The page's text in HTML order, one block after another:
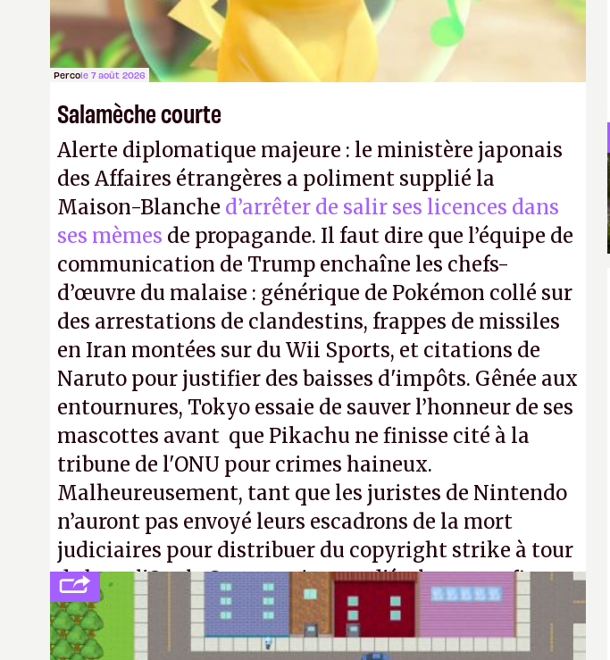
Percole 7 août 2026
Salamèche courte
Alerte diplomatique majeure : le ministère japonais
des Affaires étrangères a poliment supplié la
Maison-Blanche d’arrêter de salir ses licences dans
ses mèmes de propagande. Il faut dire que l’équipe de
communication de Trump enchaîne les chefs-
d’œuvre du malaise : générique de Pokémon collé sur
des arrestations de clandestins, frappes de missiles
en Iran montées sur du Wii Sports, et citations de
Naruto pour justifier des baisses d'impôts. Gênée aux
entournures, Tokyo essaie de sauver l’honneur de ses
mascottes avant que Pikachu ne finisse cité à la
tribune de l'ONU pour crimes haineux.
Malheureusement, tant que les juristes de Nintendo
n’auront pas envoyé leurs escadrons de la mort
judiciaires pour distribuer du copyright strike à tour
de bras, l'Oncle Sam continuera d'étaler sa confiture
intellectuelle sur vos souvenirs d'enfance.P.